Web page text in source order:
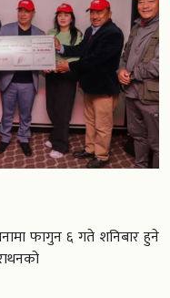
फागुन ६ गते शनिबार हुने